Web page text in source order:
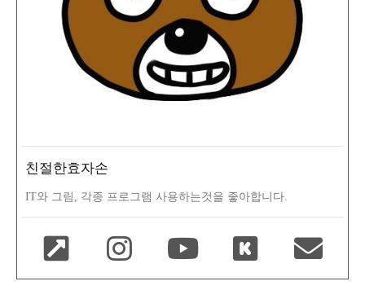
친절한효자손
IT와 그림, 각종 프로그램 사용하는것을 좋아합니다.